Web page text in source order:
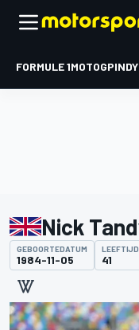
FORMULE 1MOTOGP
Nick
GEBOORTEDATUM
1984-11-05
LEEFTIJD
41